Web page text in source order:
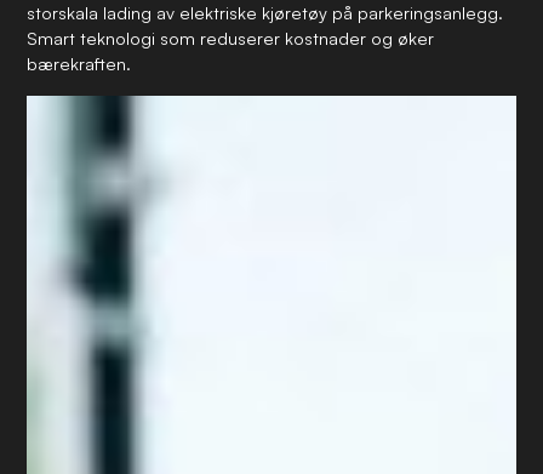
storskala lading av elektriske kjøretøy på parkeringsanlegg.
Smart teknologi som reduserer kostnader og øker
bærekraften.